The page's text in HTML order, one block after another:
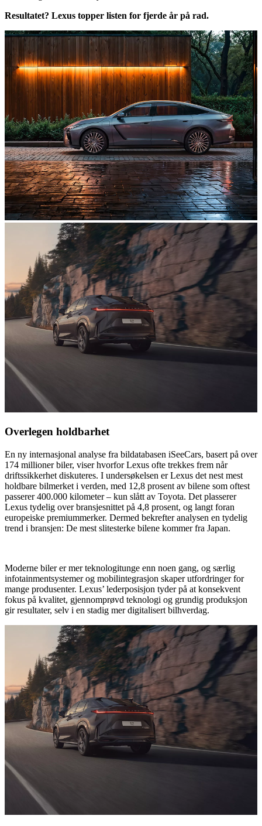
Resultatet? Lexus topper listen for fjerde år på rad.
Overlegen holdbarhet
En ny internasjonal analyse fra bildatabasen iSeeCars, basert på over
174 millioner biler, viser hvorfor Lexus ofte trekkes frem når
driftssikkerhet diskuteres. I undersøkelsen er Lexus det nest mest
holdbare bilmerket i verden, med 12,8 prosent av bilene som oftest
passerer 400.000 kilometer – kun slått av Toyota. Det plasserer
Lexus tydelig over bransjesnittet på 4,8 prosent, og langt foran
europeiske premiummerker. Dermed bekrefter analysen en tydelig
trend i bransjen: De mest slitesterke bilene kommer fra Japan.
Moderne biler er mer teknologitunge enn noen gang, og særlig
infotainmentsystemer og mobilintegrasjon skaper utfordringer for
mange produsenter. Lexus’ lederposisjon tyder på at konsekvent
fokus på kvalitet, gjennomprøvd teknologi og grundig produksjon
gir resultater, selv i en stadig mer digitalisert bilhverdag.